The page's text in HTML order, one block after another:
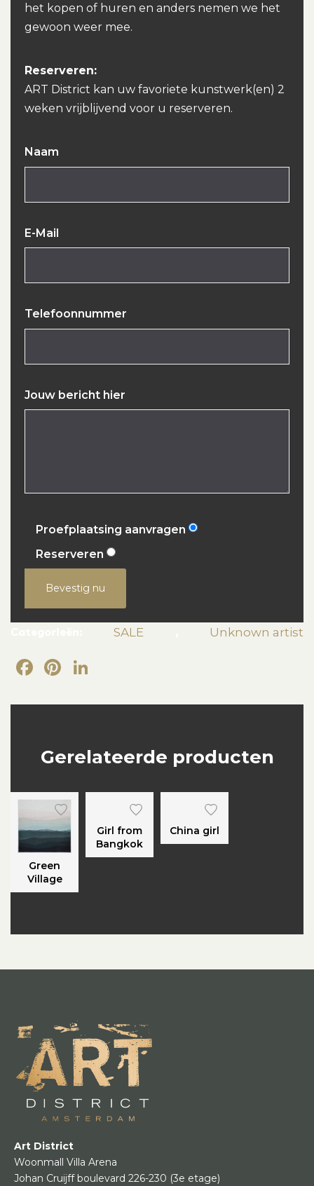
het kopen of huren en anders nemen we het
gewoon weer mee.
Reserveren:
ART District kan uw favoriete kunstwerk(en) 2
weken vrijblijvend voor u reserveren.
Naam
E-Mail
Telefoonnummer
Jouw bericht hier
Proefplaatsing aanvragen
Reserveren
Bevestig nu
SALE Unknown artist
Facebook
Pinterest
Gerelateerde producten
Green
Village
Girl from
Bangkok
China girl
Art District
Woonmall Villa Arena
Johan Cruijff boulevard 226-230 (3e etage)